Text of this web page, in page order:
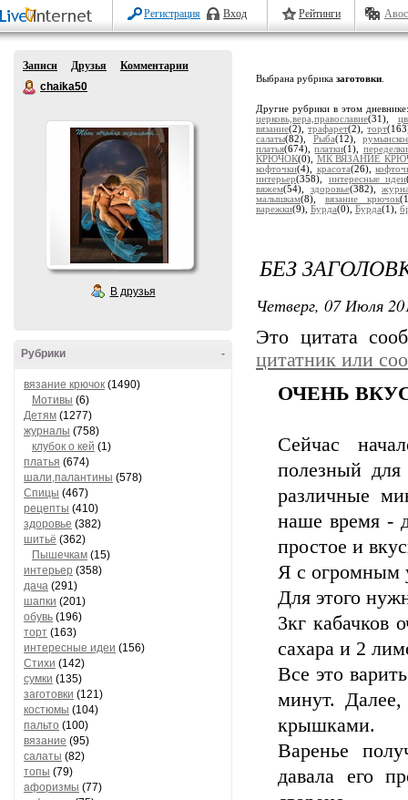
Регистрация Вход Рейтинги
Записи Друзья
Комментарии
chaika50
В друзья
-
Рубрики
вязание крючок (1490)
Мотивы (6)
Детям (1277)
журналы (758)
клубок о кей (1)
платья (674)
шали,палантины (578)
Спицы (467)
рецепты (410)
здоровье (382)
шитьё (362)
Пышечкам (15)
интерьер (358)
дача (291)
шапки (201)
обувь (196)
торт (163)
интересные идеи (156)
Стихи (142)
сумки (135)
заготовки (121)
костюмы (104)
пальто (100)
вязание (95)
салаты (82)
топы (79)
афоризмы (77)
Выбрана рубрика заготовки
Другие рубрики в этом
церковь,вера,православие(31),
вязание(2),трафарет(2),торт
салаты(82), Рыба(12),
платья(674),платки(1), переделки
КРЮЧОК(0), МК ВЯЗАНИЕ
кофточки(4), красота(26),
интерьер(358), интересные идеи
вяжем(54), здоровье(382),
малышкам(8), вязание крючок
варежки(9), Бурда(0), Бурда(1),
БЕЗ
Четверг, 07 Июля
Это цитата
цитатник или
ОЧЕНЬ
Сейчас
полезный для
различные
наше время -
простое и
Я с огромным
Для этого
3кг кабачков
сахара и 2
Все это
минут. Далее,
крышками.
Варенье
давала его